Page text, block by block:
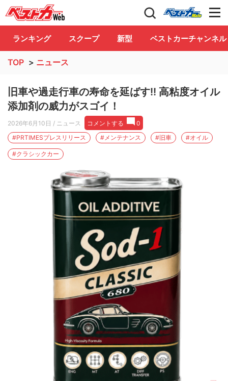
自動車情報誌「ベストカー」 Club
ランキング スクープ 新型 ベストカーチャンネル
TOP > ニュース
旧車や過走行車の寿命を延ばす!! 高粘度オイル
添加剤の威力がスゴイ！
2026年6月10日 / ニュース コメントする
0
#PRTIMESプレスリリース
#メンテナンス #旧車 #オイル
#クラシックカー